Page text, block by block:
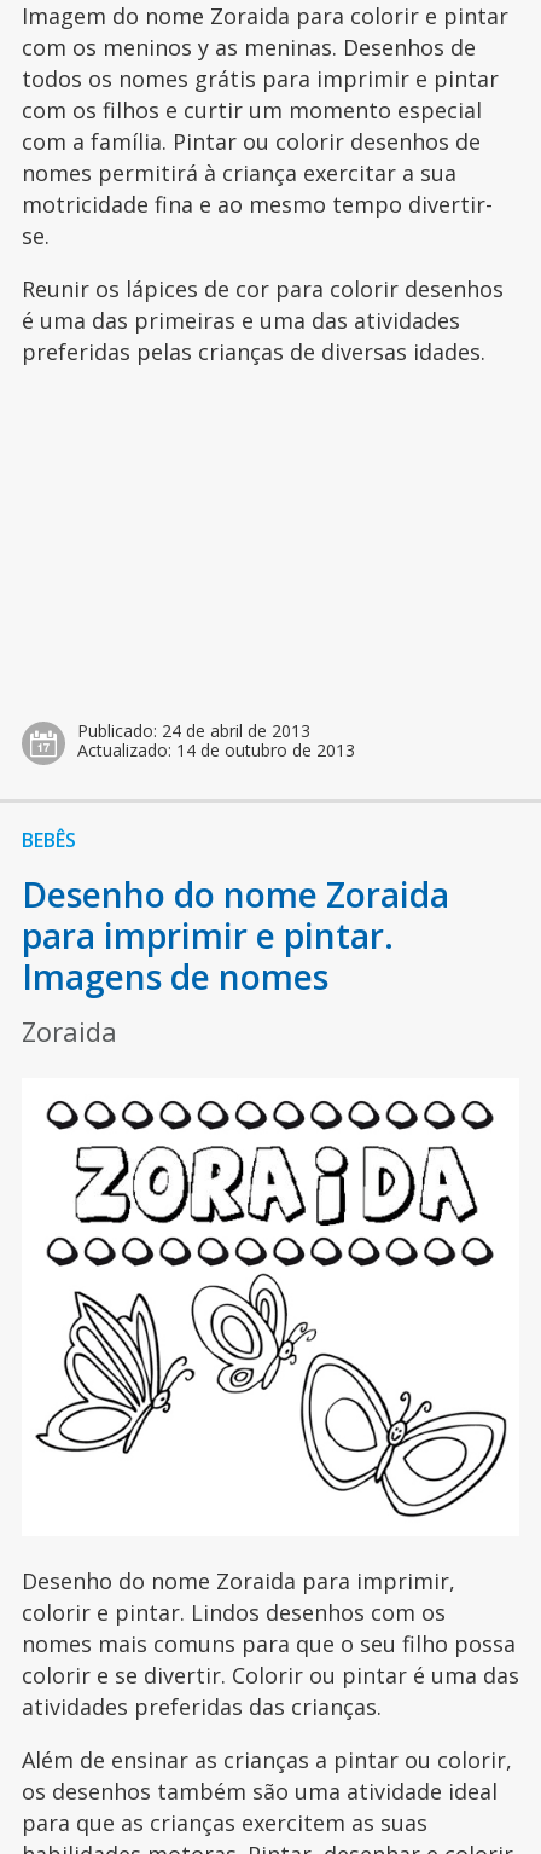
Imagem do nome Zoraida para colorir e pintar
com os meninos y as meninas. Desenhos de
todos os nomes grátis para imprimir e pintar
com os filhos e curtir um momento especial
com a família. Pintar ou colorir desenhos de
nomes permitirá à criança exercitar a sua
motricidade fina e ao mesmo tempo divertir-
se.
Reunir os lápices de cor para colorir desenhos
é uma das primeiras e uma das atividades
preferidas pelas crianças de diversas idades.
Publicado: 24 de abril de 2013
Actualizado: 14 de outubro de 2013
BEBÊS
Desenho do nome Zoraida
para imprimir e pintar.
Imagens de nomes
Zoraida
Desenho do nome Zoraida para imprimir,
colorir e pintar. Lindos desenhos com os
nomes mais comuns para que o seu filho possa
colorir e se divertir. Colorir ou pintar é uma das
atividades preferidas das crianças.
Além de ensinar as crianças a pintar ou colorir,
os desenhos também são uma atividade ideal
para que as crianças exercitem as suas